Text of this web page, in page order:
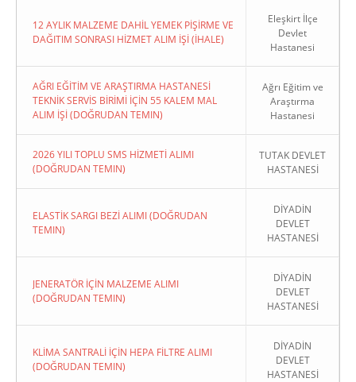
12 AYLIK MALZEME DAHİL YEMEK PİŞİRME VE
DAĞITIM SONRASI HİZMET ALIM İŞİ (İHALE)
Eleşkirt İlçe
Devlet
Hastanesi
AĞRI EĞİTİM VE ARAŞTIRMA HASTANESİ
TEKNİK SERVİS BİRİMİ İÇİN 55 KALEM MAL
ALIM İŞİ (DOĞRUDAN TEMIN)
Ağrı Eğitim ve
Araştırma
Hastanesi
2026 YILI TOPLU SMS HİZMETİ ALIMI
(DOĞRUDAN TEMIN)
TUTAK DEVLET
HASTANESİ
ELASTİK SARGI BEZİ ALIMI (DOĞRUDAN
TEMIN)
DİYADİN
DEVLET
HASTANESİ
JENERATÖR İÇİN MALZEME ALIMI
(DOĞRUDAN TEMIN)
DİYADİN
DEVLET
HASTANESİ
KLİMA SANTRALİ İÇİN HEPA FİLTRE ALIMI
(DOĞRUDAN TEMIN)
DİYADİN
DEVLET
HASTANESİ